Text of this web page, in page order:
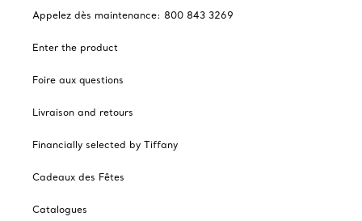
Appelez dès maintenance: 800 843 3269
Enter the product
Foire aux questions
Livraison and retours
Financially selected by Tiffany
Cadeaux des Fêtes
Catalogues